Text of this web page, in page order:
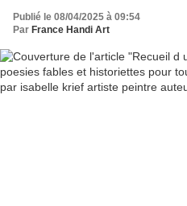
Publié le 08/04/2025 à 09:54
Par France Handi Art